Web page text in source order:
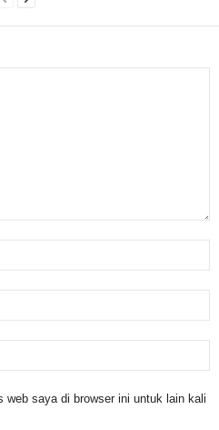
web saya di browser ini untuk lain kali